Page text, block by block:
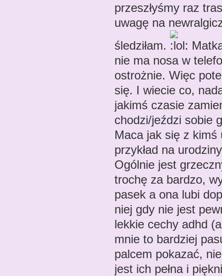
przeszłyśmy raz
uwagę na
śledziłam.
nie ma nosa w
ostrożnie. Więc
się. I wiecie co,
jakimś czasie
chodzi/jeździ sobie
Maca jak się z
przykład na
Ogólnie jest
trochę za bardzo,
pasek a ona lubi
niej gdy nie jest
lekkie cechy adhd
mnie to bardziej
palcem pokazać,
jest ich pełna i